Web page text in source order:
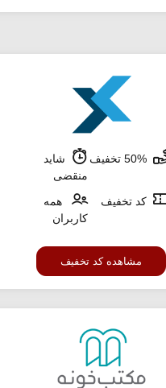
شاید
منقضی
کد تخفیف
همه
کاربران
مشاهده کد تخفیف